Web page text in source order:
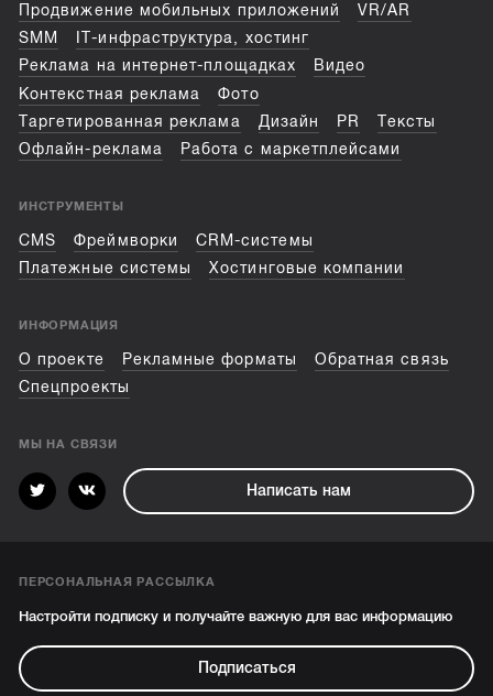
Продвижение мобильных приложений
VR/AR
SMM
IT-инфраструктура, хостинг
Реклама на интернет-площадках
Видео
Контекстная реклама
Фото
Таргетированная реклама
Дизайн PR
Тексты
Офлайн-реклама
Работа с маркетплейсами
ИНСТРУМЕНТЫ
CMS Фреймворки
CRM-системы
Платежные системы
Хостинговые компании
ИНФОРМАЦИЯ
О проекте Рекламные форматы
Обратная связь
Спецпроекты
МЫ НА СВЯЗИ
Написать нам
ПЕРСОНАЛЬНАЯ РАССЫЛКА
Настройти подписку и получайте важную для вас информацию
Подписаться